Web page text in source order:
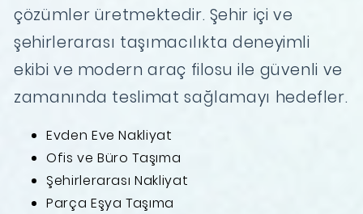
çözümler üretmektedir. Şehir içi ve
şehirlerarası taşımacılıkta deneyimli
ekibi ve modern araç filosu ile güvenli ve
zamanında teslimat sağlamayı hedefler.
Evden Eve Nakliyat
Ofis ve Büro Taşıma
Şehirlerarası Nakliyat
Parça Eşya Taşıma